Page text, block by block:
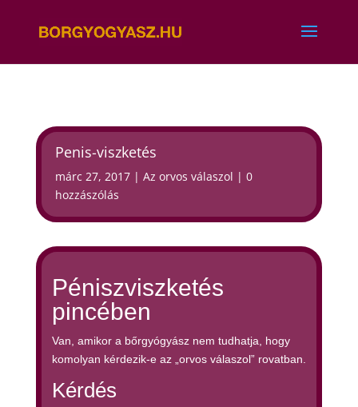
Penis-viszketés
márc 27, 2017| Az orvos válaszol | 0
hozzászólás
Péniszviszketés
pincében
Van, amikor a bőrgyógyász nem tudhatja, hogy
komolyan kérdezik-e az „orvos válaszol” rovatban.
Kérdés